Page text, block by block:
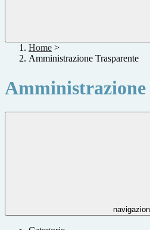
Home >
Amministrazione Trasparente
Amministrazione